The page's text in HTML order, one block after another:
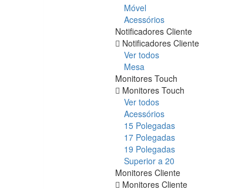
Móvel
Acessórios
Notificadores Cliente
Notificadores Cliente
Ver todos
Mesa
Monitores Touch
Monitores Touch
Ver todos
Acessórios
15 Polegadas
17 Polegadas
19 Polegadas
Superior a 20
Monitores Cliente
Monitores Cliente